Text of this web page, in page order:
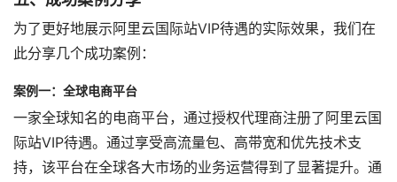
为了更好地展示阿里云国际站VIP待遇的实际效果，我们在
此分享几个成功案例：
案例一：全球电商平台
一家全球知名的电商平台，通过授权代理商注册了阿里云国
际站VIP待遇。通过享受高流量包、高带宽和优先技术支
持，该平台在全球各大市场的业务运营得到了显著提升。通